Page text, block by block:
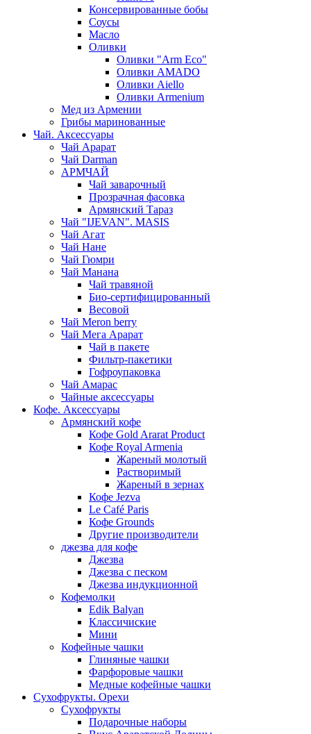
Консервированные бобы
Соусы
Масло
Оливки
Оливки "Arm Eco"
Оливки AMADO
Оливки Aiello
Оливки Armenium
Мед из Армении
Грибы маринованные
Чай. Аксессуары
Чай Арарат
Чай Darman
АРМЧАЙ
Чай заварочный
Прозрачная фасовка
Армянский Тараз
Чай "IJEVAN". MASIS
Чай Агат
Чай Нане
Чай Гюмри
Чай Манана
Чай травяной
Био-сертифицированный
Весовой
Чай Meron berry
Чай Мега Арарат
Чай в пакете
Фильтр-пакетики
Гофроупаковка
Чай Амарас
Чайные аксессуары
Кофе. Аксессуары
Армянский кофе
Кофе Gold Ararat Product
Кофе Royal Armenia
Жареный молотый
Растворимый
Жареный в зернах
Кофе Jezva
Le Café Paris
Кофе Grounds
Другие производители
джезва для кофе
Джезва
Джезва с песком
Джезва индукционной
Кофемолки
Edik Balyan
Классичиские
Мини
Кофейные чашки
Глиняные чашки
Фарфоровые чашки
Медные кофейные чашки
Сухофрукты. Орехи
Сухофрукты
Подарочные наборы